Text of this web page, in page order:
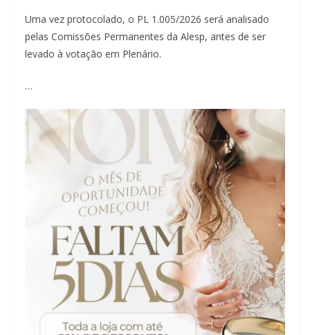
Uma vez protocolado, o PL 1.005/2026 será analisado
pelas Comissões Permanentes da Alesp, antes de ser
levado à votação em Plenário.
…